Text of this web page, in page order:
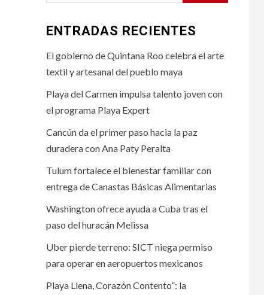
ENTRADAS RECIENTES
El gobierno de Quintana Roo celebra el arte
textil y artesanal del pueblo maya
Playa del Carmen impulsa talento joven con
el programa Playa Expert
Cancún da el primer paso hacia la paz
duradera con Ana Paty Peralta
Tulum fortalece el bienestar familiar con
entrega de Canastas Básicas Alimentarias
Washington ofrece ayuda a Cuba tras el
paso del huracán Melissa
Uber pierde terreno: SICT niega permiso
para operar en aeropuertos mexicanos
Playa Llena, Corazón Contento”: la